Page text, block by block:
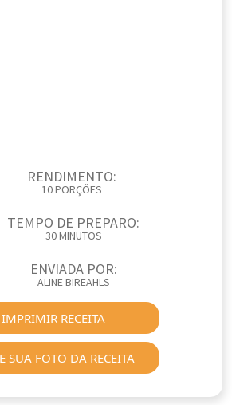
RENDIMENTO:
10 PORÇÕES
TEMPO DE PREPARO:
30 MINUTOS
ENVIADA POR:
ALINE BIREAHLS
IMPRIMIR RECEITA
SUA FOTO DA RECEITA